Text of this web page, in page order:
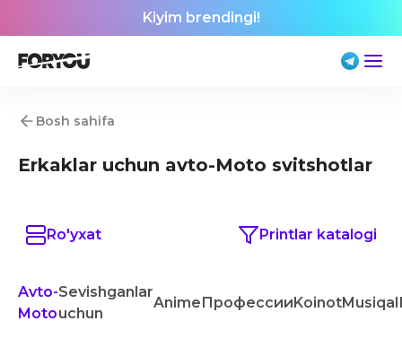
Kiyim brendingi!
Bosh sahifa
Erkaklar uchun avto-Moto svitshotlar
Ro'yxat Printlar katalogi
Avto-
Moto
Sevishganlar
uchun
AnimeПрофессииKoinotMusiqa